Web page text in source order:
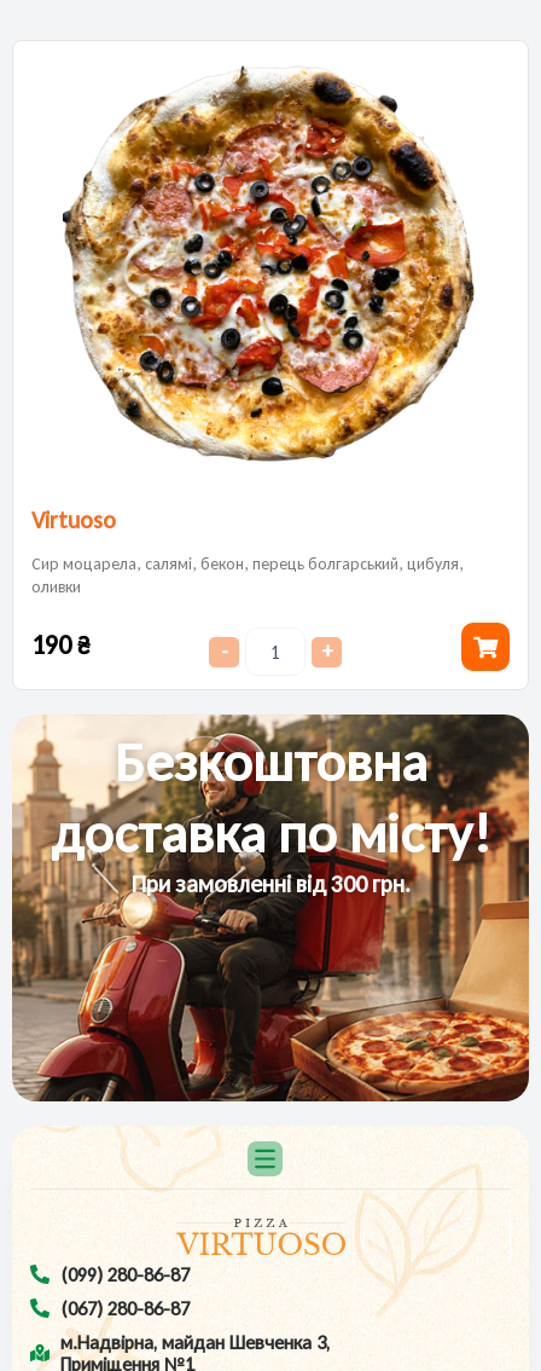
Virtuoso
Сир моцарела, салямі, бекон, перець болгарський, цибуля,
оливки
190₴ - +
Безкоштовна
доставка по місту!
При замовленні від 300 грн.
(099) 280-86-87
(067) 280-86-87
м.Надвірна, майдан Шевченка 3,
Приміщення №1